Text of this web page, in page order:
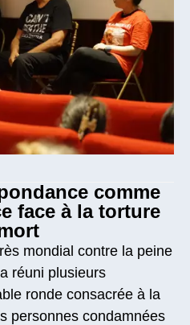
comme
face à la torture
mondial contre la peine
réuni plusieurs
ronde consacrée à la
personnes condamnées